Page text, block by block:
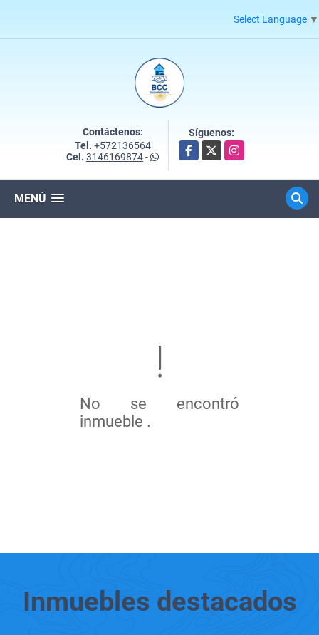
Select Language ▼
Contáctenos:
Tel. +572136564
Cel. 3146169874-
Síguenos:
Facebook
X Instagram
MENÚ
No se encontró
inmueble .
Inmuebles destacados